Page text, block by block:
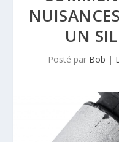
UN
Posté par Bob |